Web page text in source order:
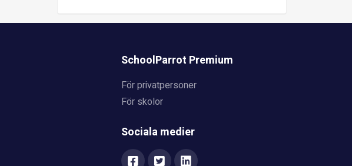
SchoolParrot Premium
För privatpersoner
För skolor
Sociala medier